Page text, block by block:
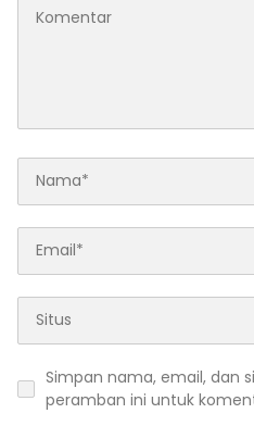
Simpan nama, email, dan
peramban ini untuk